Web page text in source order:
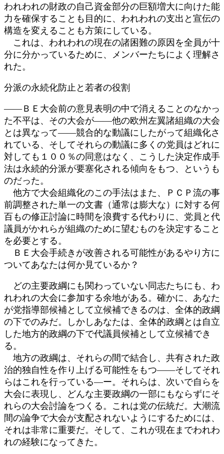
われわれの財政の自己資金部分の巨額増大に向けた能
力を確保することも目的に、われわれの支出と宣伝の
構造を変えることも方策にしている。
これは、われわれの現在の諸困難の原因を全員が十
分に分かっているために、メンバーたちによく理解さ
れた。
分派の永続化防止と若者の役割
――ＢＥ大会前の意見表明の中で消えることのなかっ
た不平は、その大会が――他の欧州左翼諸組織の大会
とは異なって――競合的な動議にしたがって組織化さ
れている、そしてそれらの動議に多くの党員はどれに
対しても１００％の同意はなく、こうした決定作成手
法は永続的分派が要塞化される傾向をもつ、というも
のだった。
他方で大会組織化のこの手法はまた、ＰＣＰ流の事
前調整された単一の文書（通常は膨大な）に対する何
百もの修正討論に時間を浪費する代わりに、党員と代
議員がかれらが組織のために望むものを決定すること
を必要とする。
ＢＥ大会手続きが改善される可能性があるやり方に
ついてあなたは何か見ているか？
どの主要政綱にも関わっていない同志たちにも、わ
れわれの大会に参加する余地がある。確かに、あなた
が党指導部候補として立候補できるのは、全体的政綱
の下でのみだ。しかしあなたは、全体的政綱とは自立
した地方的政綱の下で代議員候補として立候補でき
る。
地方の政綱は、それらの間で結合し、共有された政
治的独自性を作り上げる可能性をもつ――そしてそれ
らはこれを行っている―ー。それらは、次いで自らを
大会に表現し、どんな主要政綱の一部にもならずにそ
れらの大会討論をつくる。これは党の伝統だ。大潮流
間の論争で大会が支配されないようにするためには、
それは非常に重要だ。そして、これが現在までわれわ
れの経験になってきた。